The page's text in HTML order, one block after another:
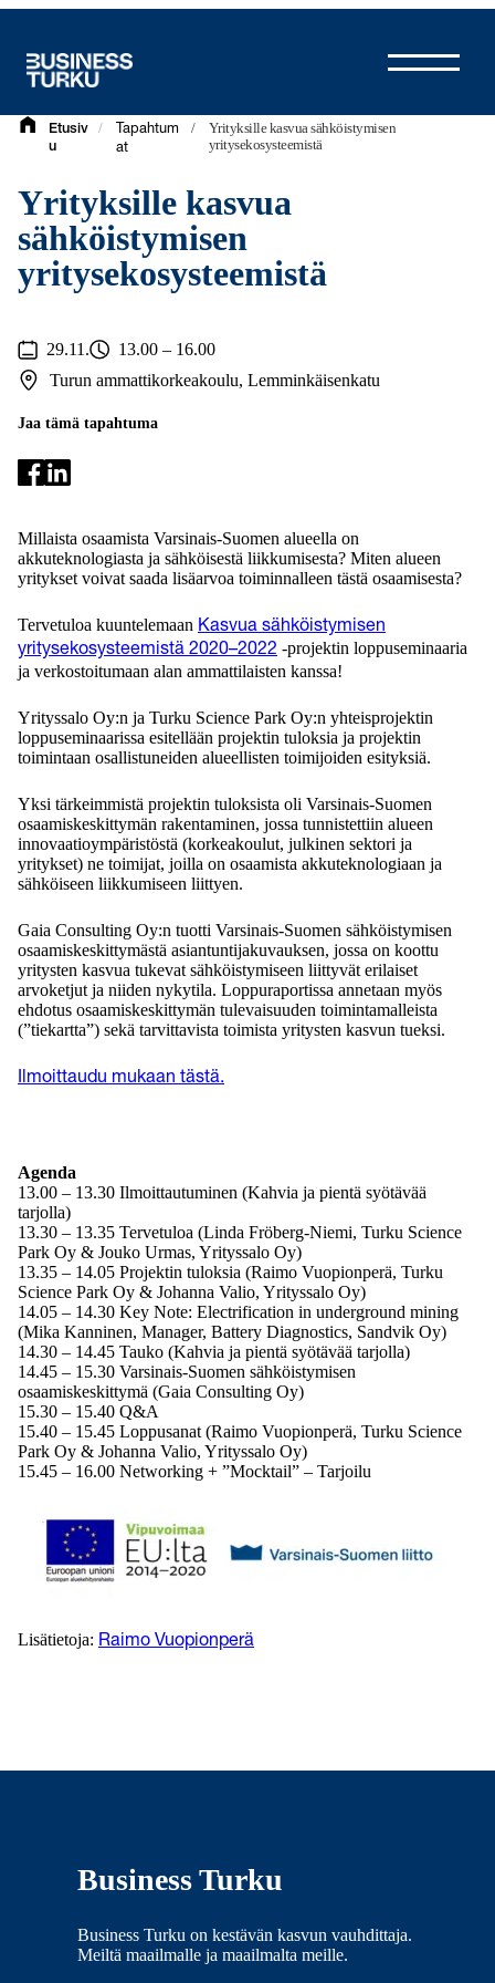
Etusiv
u
/
Tapahtum
at
/
Yrityksille kasvua sähköistymisen
yritysekosysteemistä
Yrityksille kasvua
sähköistymisen
yritysekosysteemistä
29.11.
13.00 – 16.00
Turun ammattikorkeakoulu, Lemminkäisenkatu
Jaa tämä tapahtuma
Millaista osaamista Varsinais-Suomen alueella on
akkuteknologiasta ja sähköisestä liikkumisesta? Miten alueen
yritykset voivat saada lisäarvoa toiminnalleen tästä osaamisesta?
Tervetuloa kuuntelemaan Kasvua sähköistymisen
yritysekosysteemistä 2020–2022 -projektin loppuseminaaria
ja verkostoitumaan alan ammattilaisten kanssa!
Yrityssalo Oy:n ja Turku Science Park Oy:n yhteisprojektin
loppuseminaarissa esitellään projektin tuloksia ja projektin
toimintaan osallistuneiden alueellisten toimijoiden esityksiä.
Yksi tärkeimmistä projektin tuloksista oli Varsinais-Suomen
osaamiskeskittymän rakentaminen, jossa tunnistettiin alueen
innovaatioympäristöstä (korkeakoulut, julkinen sektori ja
yritykset) ne toimijat, joilla on osaamista akkuteknologiaan ja
sähköiseen liikkumiseen liittyen.
Gaia Consulting Oy:n tuotti Varsinais-Suomen sähköistymisen
osaamiskeskittymästä asiantuntijakuvauksen, jossa on koottu
yritysten kasvua tukevat sähköistymiseen liittyvät erilaiset
arvoketjut ja niiden nykytila. Loppuraportissa annetaan myös
ehdotus osaamiskeskittymän tulevaisuuden toimintamalleista
(”tiekartta”) sekä tarvittavista toimista yritysten kasvun tueksi.
Ilmoittaudu mukaan tästä.
Agenda
13.00 – 13.30 Ilmoittautuminen (Kahvia ja pientä syötävää
tarjolla)
13.30 – 13.35 Tervetuloa (Linda Fröberg-Niemi, Turku Science
Park Oy & Jouko Urmas, Yrityssalo Oy)
13.35 – 14.05 Projektin tuloksia (Raimo Vuopionperä, Turku
Science Park Oy & Johanna Valio, Yrityssalo Oy)
14.05 – 14.30 Key Note: Electrification in underground mining
(Mika Kanninen, Manager, Battery Diagnostics, Sandvik Oy)
14.30 – 14.45 Tauko (Kahvia ja pientä syötävää tarjolla)
14.45 – 15.30 Varsinais-Suomen sähköistymisen
osaamiskeskittymä (Gaia Consulting Oy)
15.30 – 15.40 Q&A
15.40 – 15.45 Loppusanat (Raimo Vuopionperä, Turku Science
Park Oy & Johanna Valio, Yrityssalo Oy)
15.45 – 16.00 Networking + ”Mocktail” – Tarjoilu
Lisätietoja: Raimo Vuopionperä
Business Turku
Business Turku on kestävän kasvun vauhdittaja.
Meiltä maailmalle ja maailmalta meille.